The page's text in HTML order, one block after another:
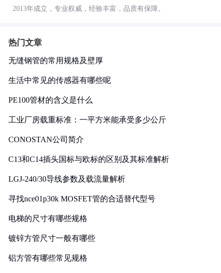
2013年成立，专业权威，经验丰富，品质有保障。
热门文章
无缝钢管的常用规格及壁厚
生活中常见的传感器有哪些呢
PE100管材的含义是什么
工业厂房载重标准：一平方米能承受多少公斤
CONOSTAN公司简介
C13和C14插头国标与欧标的区别及其标准解析
LGJ-240/30导线参数及载流量解析
寻找nce01p30k MOSFET管的合适替代型号
电梯的尺寸有哪些规格
镀锌方管尺寸一般有哪些
铝方管有哪些常见规格